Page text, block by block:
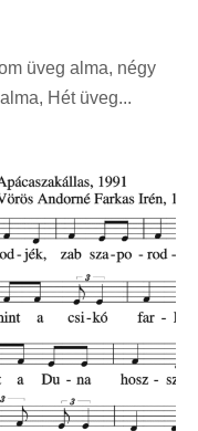
üveg alma, négy
Hét üveg...